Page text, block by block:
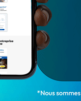
Jockey sont
Djêkonmon, Gaf
les
Gbodja, Joli Joël La
sont